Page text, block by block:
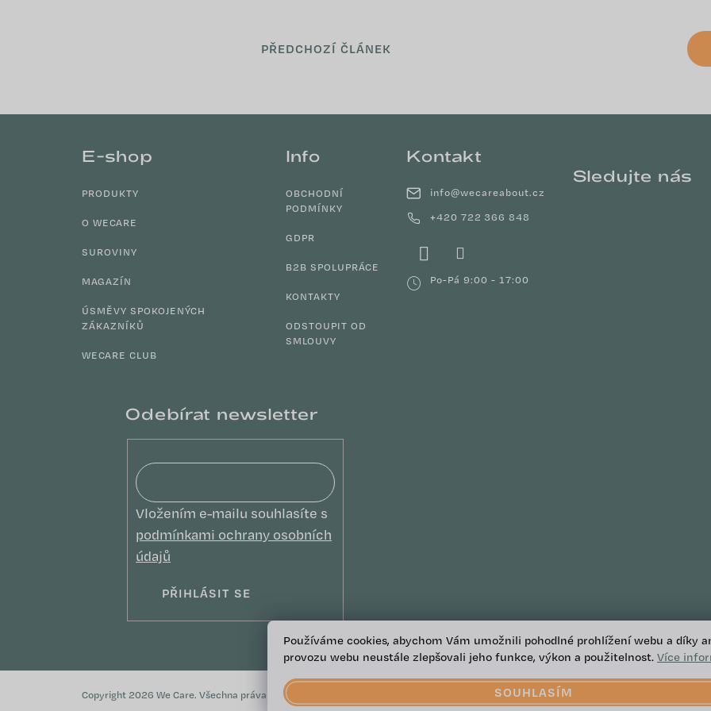
Používáme cookies, abychom Vám umožnili pohodlné prohlížení webu a díky
provozu webu neustále zlepšovali jeho funkce, výkon a použitelnost. Více
SOUHLASÍM
PŘEDCHOZÍ ČLÁNEK
E-shop
PRODUKTY
O WECARE
SUROVINY
MAGAZÍN
ÚSMĚVY SPOKOJENÝCH
ZÁKAZNÍKŮ
WECARE CLUB
Info
OBCHODNÍ
PODMÍNKY
GDPR
B2B SPOLUPRÁCE
KONTAKTY
ODSTOUPIT OD
SMLOUVY
Kontakt
info@wecareabout.cz
+420 722 366 848
Po-Pá 9:00 - 17:00
Sledujte nás
Odebírat newsletter
Vložením e-mailu souhlasíte s
podmínkami ochrany osobních
údajů
PŘIHLÁSIT SE
Copyright 2026 We Care. Všechna práva vyhrazena.